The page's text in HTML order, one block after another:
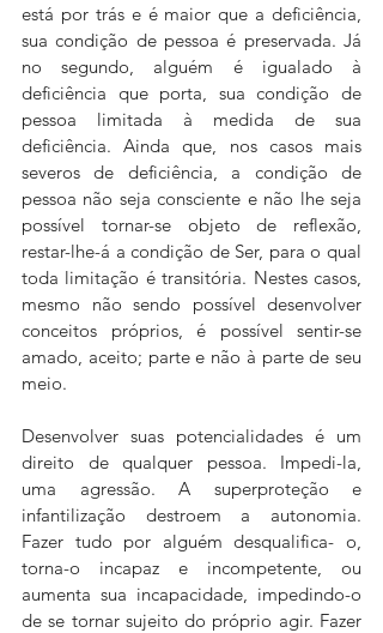
está por trás e é maior que a deficiência,
sua condição de pessoa é preservada. Já
no segundo, alguém é igualado à
deficiência que porta, sua condição de
pessoa limitada à medida de sua
deficiência. Ainda que, nos casos mais
severos de deficiência, a condição de
pessoa não seja consciente e não lhe seja
possível tornar-se objeto de reflexão,
restar-lhe-á a condição de Ser, para o qual
toda limitação é transitória. Nestes casos,
mesmo não sendo possível desenvolver
conceitos próprios, é possível sentir-se
amado, aceito; parte e não à parte de seu
meio.
Desenvolver suas potencialidades é um
direito de qualquer pessoa. Impedi-la,
uma agressão. A superproteção e
infantilização destroem a autonomia.
Fazer tudo por alguém desqualifica- o,
torna-o incapaz e incompetente, ou
aumenta sua incapacidade, impedindo-o
de se tornar sujeito do próprio agir. Fazer